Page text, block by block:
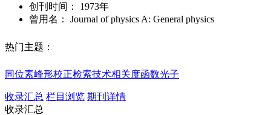
创刊时间：
1973年
曾用名：
Journal of physics A: General physics
热门主题：
同位素峰形校正检索技术相关度函数光子
收录汇总 栏目浏览 期刊详情
收录汇总